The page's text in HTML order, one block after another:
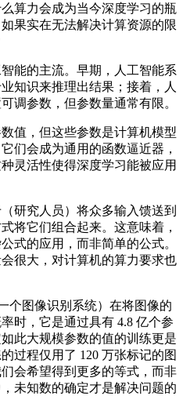
算力会成为当今深度学习的瓶
果实在无法解决计算资源的限
的主流。早期，人工智能系
知识来推理出结果；接着，人
调参数，但参数量通常有限。
，但这些参数是计算机模型
们会成为通用的函数逼近器，
灵活性使得深度学习能被应用
究人员）将众多输入馈送到
将它们组合起来。这意味着，
式的应用，而非简单的公式。
很大，对计算机的算力要求也
图像识别系统）在将图像的
时，它是通过具有 4.8 亿个参
此大规模参数的值的训练更是
过程仅用了 120 万张标记的图
会希望得到更多的等式，而非
未知数的确定才是解决问题的